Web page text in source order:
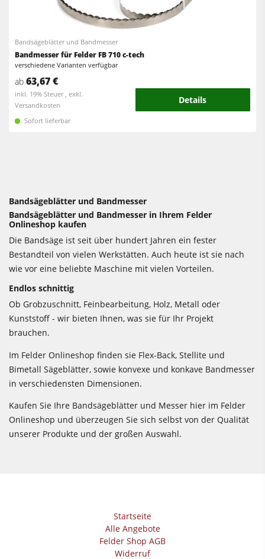
Bandsägeblätter und Bandmesser
Bandmesser für Felder FB 710 c-tech
verschiedene Varianten verfügbar
ab 63,67 €
inkl. 19% Steuer , exkl.
Versandkosten
Details
Sofort lieferbar
Bandsägeblätter und Bandmesser
Bandsägeblätter und Bandmesser in Ihrem Felder
Onlineshop kaufen
Die Bandsäge ist seit über hundert Jahren ein fester
Bestandteil von vielen Werkstätten. Auch heute ist sie nach
wie vor eine beliebte Maschine mit vielen Vorteilen.
Endlos schnittig
Ob Grobzuschnitt, Feinbearbeitung, Holz, Metall oder
Kunststoff - wir bieten Ihnen, was sie für Ihr Projekt
brauchen.
Im Felder Onlineshop finden sie Flex-Back, Stellite und
Bimetall Sägeblätter, sowie konvexe und konkave Bandmesser
in verschiedensten Dimensionen.
Kaufen Sie Ihre Bandsägeblätter und Messer hier im Felder
Onlineshop und überzeugen Sie sich selbst von der Qualität
unserer Produkte und der großen Auswahl.
Startseite
Alle Angebote
Felder Shop AGB
Widerruf